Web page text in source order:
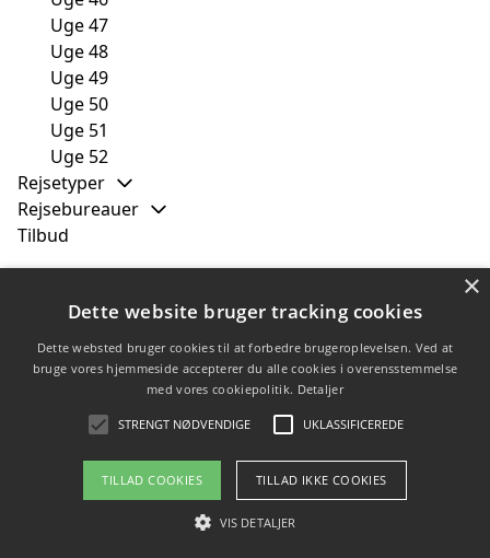
Uge 47
Uge 48
Uge 49
Uge 50
Uge 51
Uge 52
Rejsetyper
Rejsebureauer
Tilbud
Copyright 2026 - Pilanto Aps
Forside
Om / kontakt Blog Sitemap Betingelser
×
Dette website bruger tracking cookies
Dette websted bruger cookies til at forbedre brugeroplevelsen. Ved at
bruge vores hjemmeside accepterer du alle cookies i overensstemmelse
med vores cookiepolitik. Detaljer
STRENGT NØDVENDIGE UKLASSIFICEREDE
TILLAD COOKIES TILLAD IKKE COOKIES
VIS DETALJER